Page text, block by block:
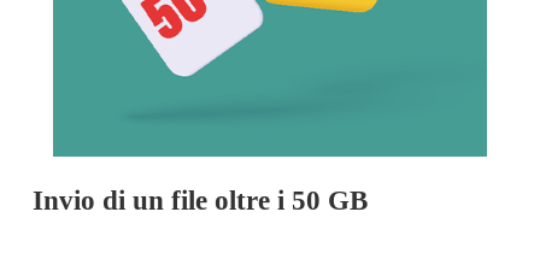
Invio di un file oltre i 50 GB